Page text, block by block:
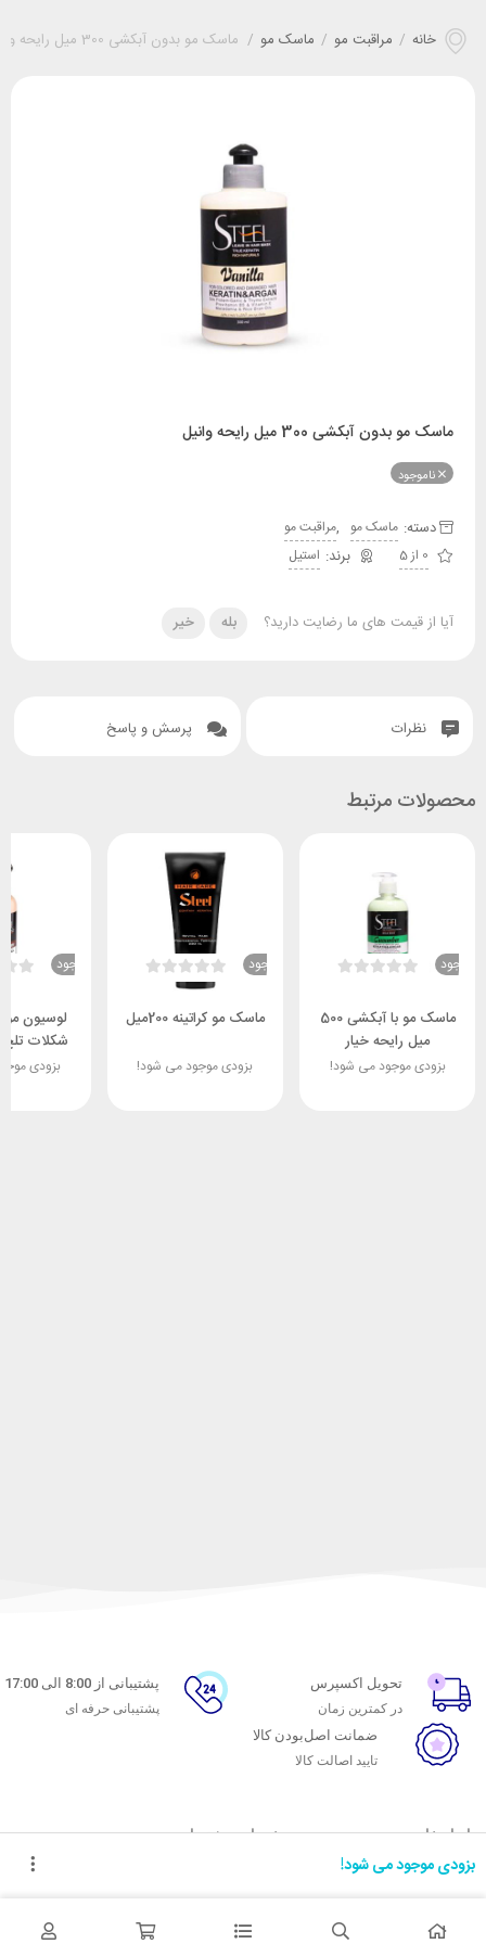
خانه / مراقبت مو / ماسک مو / ماسک مو بدون آبکشی 300 میل رایحه وانیل
ماسک مو بدون آبکشی 300 میل رایحه وانیل
ناموجود
دسته: ماسک مو ,مراقبت مو
0 از 5
استیل
آیا از قیمت های ما رضایت دارید؟ بله خیر
نظرات پرسش و پاسخ
محصولات مرتبط
ناموجود
ماسک مو با آبکشی 500
میل رایحه خیار
بزودی موجود می شود!
ناموجود
ماسک مو کراتینه 200میل
بزودی موجود می شود!
ناموجود
لوسیون
بزودی
بزودی موجود می شود!
تحویل اکسپرس
در کمترین زمان
پشتیبانی از 8:00 الی 17:00
پشتیبانی حرفه ای
ضمانت اصل‌بودن کالا
تایید اصالت کالا
با ماه خانوم
اتاق خبر ماه خانوم
همکاری با سازمان‌ها
خدمات مشتریان
شرایط استفاده